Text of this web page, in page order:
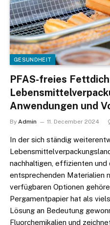
GESUNDHEIT
PFAS-freies
Anwendungen und
By Admin 11. December 2024
In der sich ständig
nachhaltigen, effizienten
entsprechenden Materialien
verfügbaren Optionen
Pergamentpapier hat als
Lösung an Bedeutung
Fluorchemikalien und